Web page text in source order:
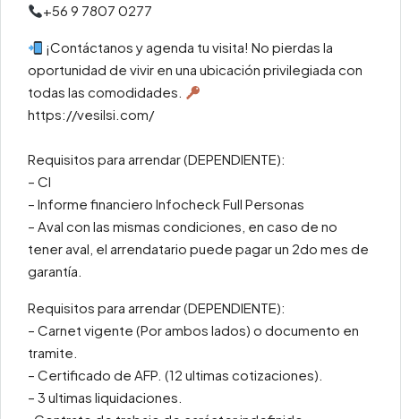
‪+56 9 7807 0277‬
¡Contáctanos y agenda tu visita! No pierdas la
oportunidad de vivir en una ubicación privilegiada con
todas las comodidades.
https://vesilsi.com/
Requisitos para arrendar (DEPENDIENTE):
– CI
– Informe financiero Infocheck Full Personas
– Aval con las mismas condiciones, en caso de no
tener aval, el arrendatario puede pagar un 2do mes de
garantía.
Requisitos para arrendar (DEPENDIENTE):
– Carnet vigente (Por ambos lados) o documento en
tramite.
– Certificado de AFP. (12 ultimas cotizaciones).
– 3 ultimas liquidaciones.